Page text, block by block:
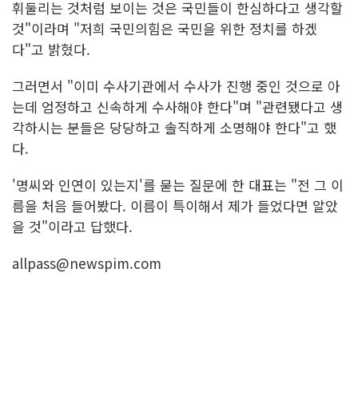
휘둘리는 것처럼 보이는 것은 국민들이 한심하다고 생각할
것"이라며 "저희 국민의힘은 국민을 위한 정치를 하겠
다"고 밝혔다.
그러면서 "이미 수사기관에서 수사가 진행 중인 것으로 아
는데 엄정하고 신속하게 수사해야 한다"며 "관련됐다고 생
각하시는 분들은 당당하고 솔직하게 소명해야 한다"고 했
다.
'명씨와 인연이 있는지'를 묻는 질문에 한 대표는 "전 그 이
름을 처음 들어봤다. 이름이 특이해서 제가 들었다면 알았
을 것"이라고 답했다.
allpass@newspim.com